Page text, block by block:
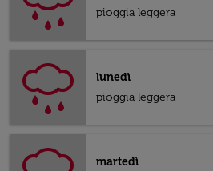
pioggia leggera
lunedì
pioggia leggera
martedì